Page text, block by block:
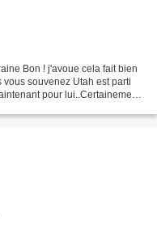
Bon ! j'avoue cela fait bien
souvenez Utah est parti
pour lui..Certainement